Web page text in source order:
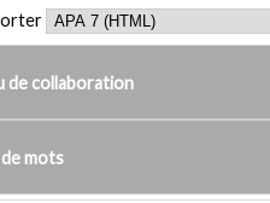
de collaboration
mots